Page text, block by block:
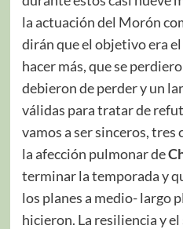
la actuación del Morón
dirán que el objetivo era el
hacer más, que se
debieron de perder y un
válidas para tratar de
vamos a ser sinceros, tres
la afección pulmonar de
terminar la temporada y
los planes a medio- largo
hicieron. La resiliencia y